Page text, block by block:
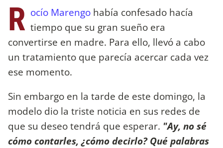
R ocío Marengo había confesado hacía
tiempo que su gran sueño era
convertirse en madre. Para ello, llevó a cabo
un tratamiento que parecía acercar cada vez
ese momento.
Sin embargo en la tarde de este domingo, la
modelo dio la triste noticia en sus redes de
que su deseo tendrá que esperar. "Ay, no sé
cómo contarles, ¿cómo decirlo? Qué palabras